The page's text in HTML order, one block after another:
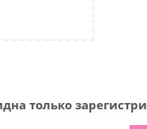
только